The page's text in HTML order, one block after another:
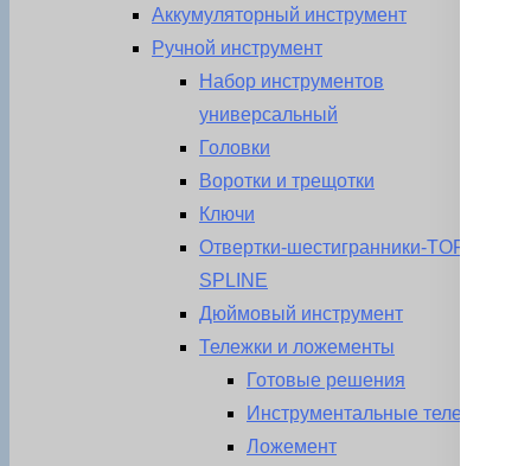
Аккумуляторный инструмент
Ручной инструмент
Набор инструментов
универсальный
Головки
Воротки и трещотки
Ключи
Отвертки-шестигранники-TORX-
SPLINE
Дюймовый инструмент
Тележки и ложементы
Готовые решения
Инструментальные тележки
Ложемент